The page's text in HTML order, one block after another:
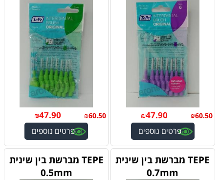
₪60.50
₪47.90
פרטים נוספים
₪60.50
₪47.90
פרטים נוספים
TEPE מברשת בין שינית
0.7mm
TEPE מברשת בין שינית
0.5mm